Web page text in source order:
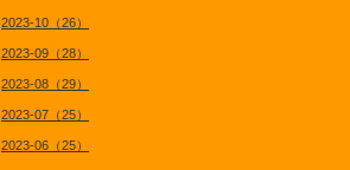
2023-10（26）
2023-09（28）
2023-08（29）
2023-07（25）
2023-06（25）